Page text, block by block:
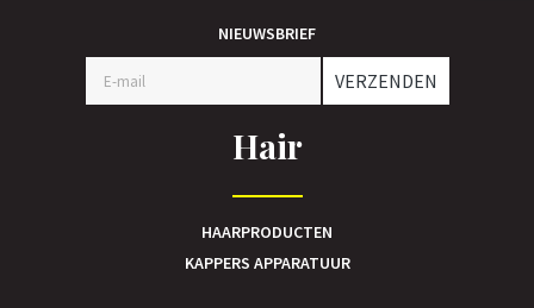
NIEUWSBRIEF
VERZENDEN
Hair
HAARPRODUCTEN
KAPPERS APPARATUUR